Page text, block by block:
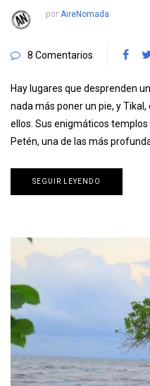
por AireNomada
8 Comentarios
Hay lugares que desprenden
nada más poner un pie, y
ellos. Sus enigmáticos templos
Petén, una de las más
SEGUIR LEYENDO